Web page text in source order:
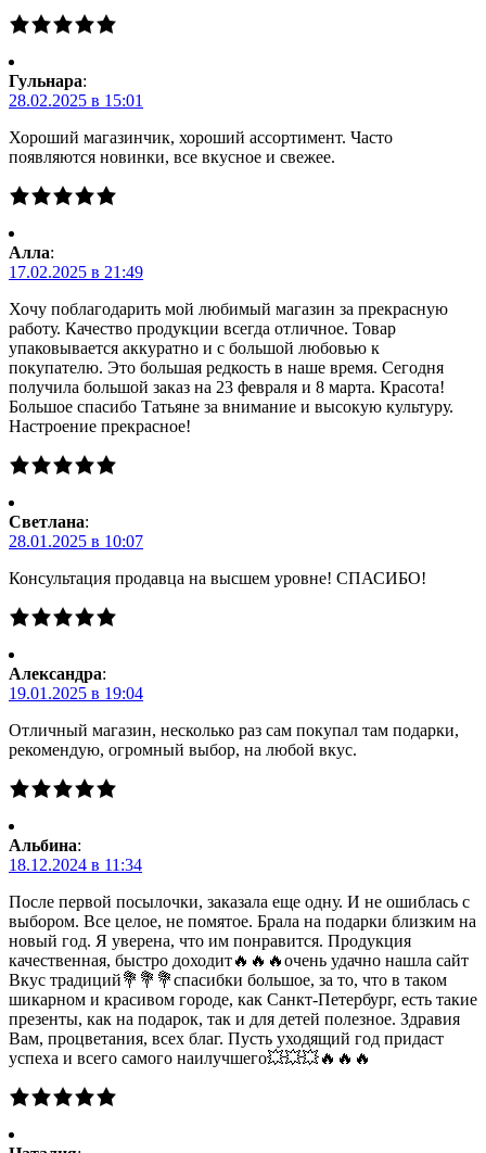
Гульнара:
28.02.2025 в 15:01
Хороший магазинчик, хороший ассортимент. Часто
появляются новинки, все вкусное и свежее.
Алла:
17.02.2025 в 21:49
Хочу поблагодарить мой любимый магазин за прекрасную
работу. Качество продукции всегда отличное. Товар
упаковывается аккуратно и с большой любовью к
покупателю. Это большая редкость в наше время. Сегодня
получила большой заказ на 23 февраля и 8 марта. Красота!
Большое спасибо Татьяне за внимание и высокую культуру.
Настроение прекрасное!
Светлана:
28.01.2025 в 10:07
Консультация продавца на высшем уровне! СПАСИБО!
Александра:
19.01.2025 в 19:04
Отличный магазин, несколько раз сам покупал там подарки,
рекомендую, огромный выбор, на любой вкус.
Альбина:
18.12.2024 в 11:34
После первой посылочки, заказала еще одну. И не ошиблась с
выбором. Все целое, не помятое. Брала на подарки близким на
новый год. Я уверена, что им понравится. Продукция
качественная, быстро доходит🔥🔥🔥очень удачно нашла сайт
Вкус традиций💐💐💐спасибки большое, за то, что в таком
шикарном и красивом городе, как Санкт-Петербург, есть такие
презенты, как на подарок, так и для детей полезное. Здравия
Вам, процветания, всех благ. Пусть уходящий год придаст
успеха и всего самого наилучшего💥💥💥🔥🔥🔥